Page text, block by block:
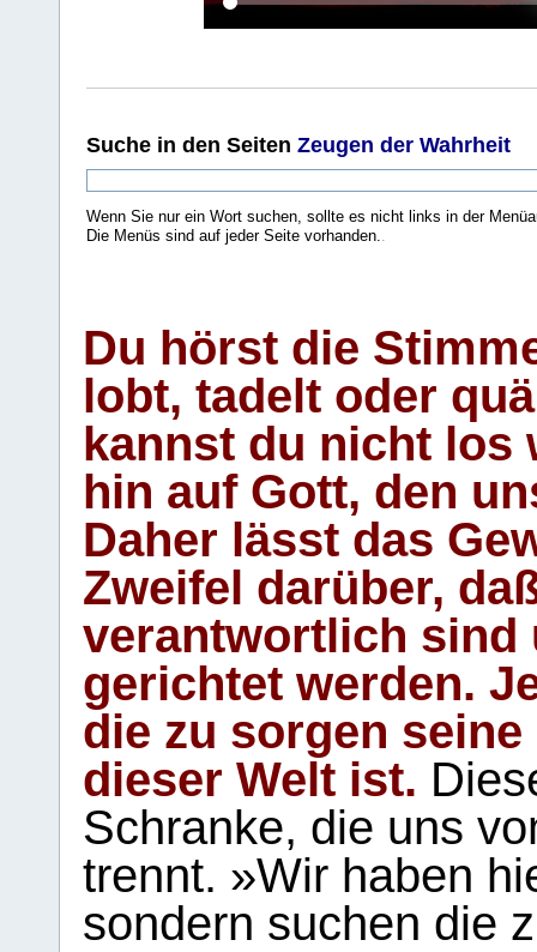
Suche in den Seiten Zeugen der Wahrheit
Wenn Sie nur ein Wort suchen, sollte es nicht links in der
Die Menüs sind auf jeder Seite vorhanden..
Du hörst die
lobt, tadelt oder
kannst du nicht los
hin auf Gott, den
Daher lässt das
Zweifel darüber,
verantwortlich sind
gerichtet werden.
die zu sorgen
dieser Welt ist.
Schranke, die uns
trennt. »Wir haben
sondern suchen die